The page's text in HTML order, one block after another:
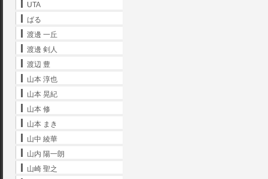
UTA
ばる
渡邊 一丘
渡邊 剣人
渡辺 豊
山本 淳也
山本 晃紀
山本 修
山本 まき
山中 綾華
山内 陽一朗
山崎 聖之